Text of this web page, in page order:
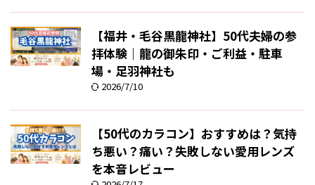
【福井・毛谷黒龍神社】50代夫婦の参
拝体験｜龍の御朱印・ご利益・駐車
場・足羽神社も
2026/7/10
【50代のカラコン】おすすめは？気持
ち悪い？痛い？失敗しない愛用レンズ
を本音レビュー